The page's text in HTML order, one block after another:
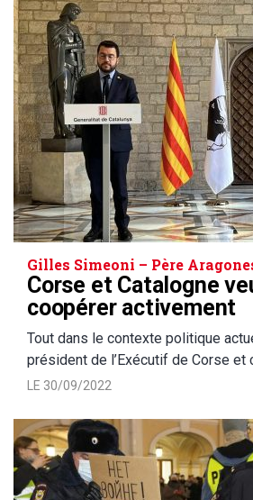
Gilles Simeoni – Père
Corse et Catalogne
coopérer activement
Tout dans le contexte politique
président de l’Exécutif de Corse et
LE 30/09/2022